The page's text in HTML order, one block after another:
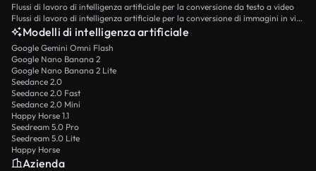
Flussi di lavoro di intelligenza artificiale per la conversione da testo a video
Flussi di lavoro di intelligenza artificiale per la conversione di immagini in video
Modelli di intelligenza artificiale
Google Gemini Omni Flash
Google Nano Banana 2
Google Nano Banana 2 Lite
Seedance 2.0
Seedance 2.0 Fast
Seedance 2.0 Mini
Happy Horse 1.1
Seedream 5.0 Pro
Seedream 5.0 Lite
Happy Horse
Azienda